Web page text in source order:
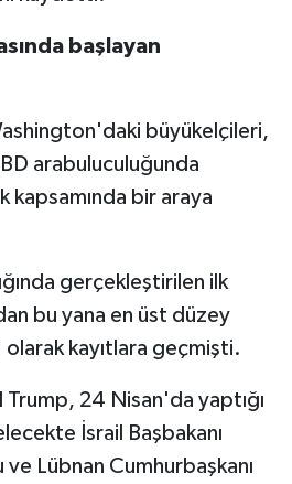
başlayan
büyükelçileri,
arabuluculuğunda
kapsamında bir araya
gerçekleştirilen ilk
bu yana en üst düzey
kayıtlara geçmişti.
Trump, 24 Nisan'da yaptığı
İsrail Başbakanı
Lübnan Cumhurbaşkanı